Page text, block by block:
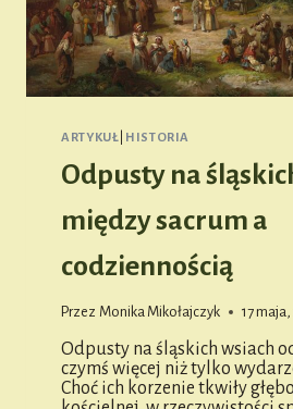
ARTYKUŁ HISTORIA
Odpusty na
między sacrum a
codziennością
Przez Monika Mikołajczyk 17 maja,
Odpusty na śląskich wsiach
czymś więcej niż tylko
Choć ich korzenie tkwiły